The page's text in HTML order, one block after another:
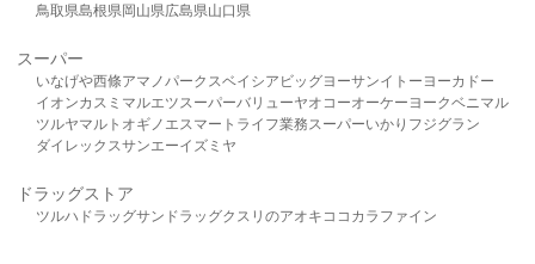
鳥取県島根県岡山県広島県山口県
スーパー
いなげや西條アマノパークスベイシア ビッグヨーサンイトーヨーカドー
イオンカスミ マルエツスーパーバリューヤオコーオーケー ヨークベニマル
ツルヤマルト オギノ エスマート ライフ業務スーパーいかり フジグラン
ダイレックスサンエーイズミヤ
ドラッグストア
ツルハドラッグサンドラッグクスリのアオキ ココカラファイン